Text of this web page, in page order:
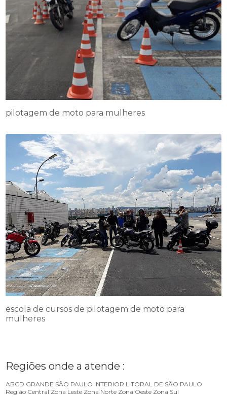
pilotagem de moto para mulheres
escola de cursos de pilotagem de moto para
mulheres
Regiões onde a atende :
ABCD GRANDE SÃO PAULO INTERIOR LITORAL DE SÃO PAULO
Região Central Zona Leste Zona Norte Zona Oeste Zona Sul